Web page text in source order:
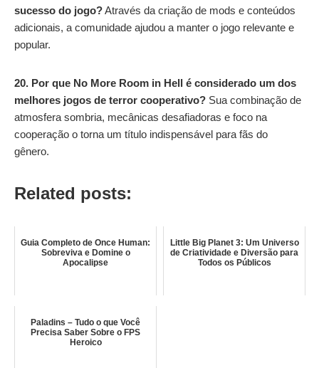
sucesso do jogo?Através da criação de mods e conteúdos
adicionais, a comunidade ajudou a manter o jogo relevante e
popular.
20. Por que No More Room in Hell é considerado um dos
melhores jogos de terror cooperativo? Sua combinação de
atmosfera sombria, mecânicas desafiadoras e foco na
cooperação o torna um título indispensável para fãs do
gênero.
Related posts:
Guia Completo de Once Human:
Sobreviva e Domine o
Apocalipse
Little Big Planet 3: Um Universo
de Criatividade e Diversão para
Todos os Públicos
Paladins – Tudo o que Você
Precisa Saber Sobre o FPS
Heroico